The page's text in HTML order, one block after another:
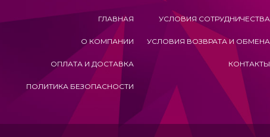
ГЛАВНАЯ
О КОМПАНИИ
ОПЛАТА И ДОСТАВКА
ПОЛИТИКА БЕЗОПАСНОСТИ
УСЛОВИЯ СОТРУДНИЧЕСТВА
УСЛОВИЯ ВОЗВРАТА И ОБМЕНА
КОНТАКТЫ